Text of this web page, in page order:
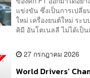
แข่งขัน ซึ่งเป็นการเปลี่
ใหม่ เครื่องยนต์ใหม่ ระ
คิมี อันโตเนลลี ไม่ได้เป็น
27 กรกฎาคม 2026
World Drivers’